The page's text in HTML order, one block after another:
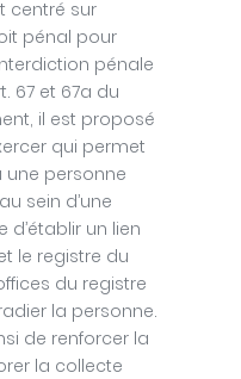
centré sur
pénal pour
pénale
67 et 67a du
il est proposé
qui permet
une personne
sein d’une
d’établir un lien
le registre du
du registre
la personne.
de renforcer la
la collecte